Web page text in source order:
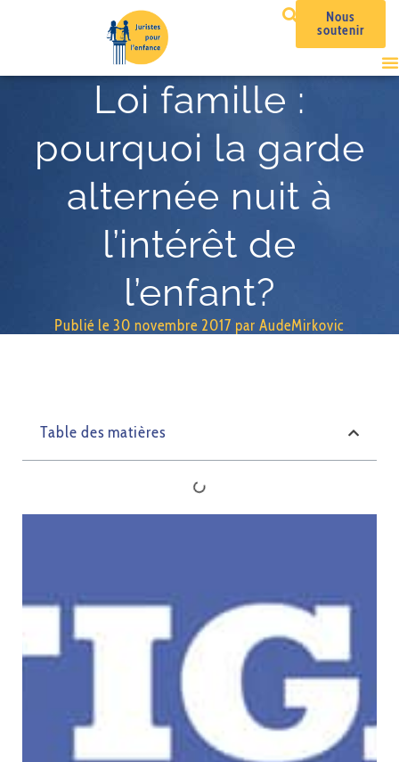
Nous
soutenir
Loi famille :
pourquoi la garde
alternée nuit à
l’intérêt de
l’enfant?
Publié le 30 novembre 2017 par AudeMirkovic
Table des matières